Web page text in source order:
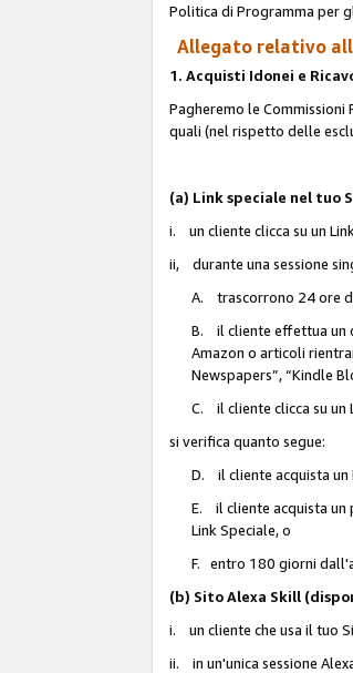
Politica di Programma per
Allegato relativo
1. Acquisti Idonei e
Pagheremo le
quali (nel rispetto delle
(a) Link speciale nel tuo
i. un cliente clicca su un
ii, durante una sessione
A. trascorrono 24 ore
B. il cliente effettua un
Amazon o articoli
Newspapers”, “Kindle
C. il cliente clicca su un
si verifica quanto segue:
D. il cliente acquista
E. il cliente acquista un
Link Speciale, o
F. entro 180 giorni
(b) Sito Alexa Skill
i. un cliente che usa il tuo
ii. in un'unica sessione